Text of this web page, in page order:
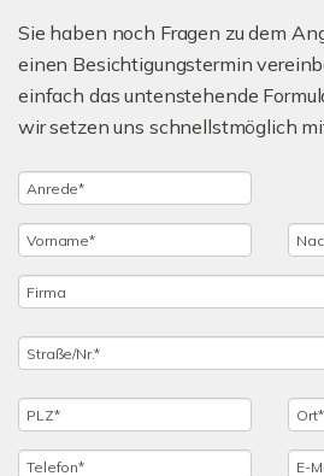
Sie haben noch Fragen zu dem
einen Besichtigungstermin
einfach das untenstehende
wir setzen uns schnellstmöglich